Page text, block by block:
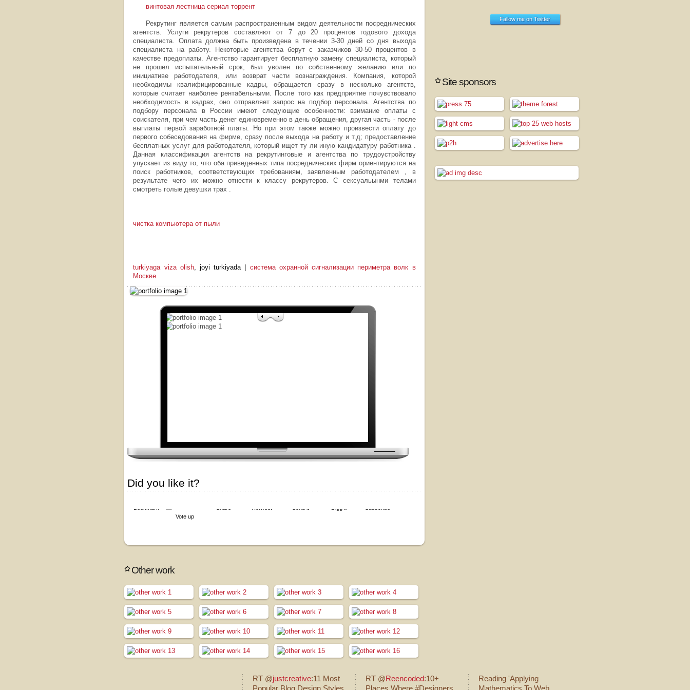
винтовая лестница сериал торрент
Рекрутинг является самым распространенным видом деятельности посреднических
агентств. Услуги рекрутеров составляют от 7 до 20 процентов годового дохода
специалиста. Оплата должна быть произведена в течении 3-30 дней со дня выхода
специалиста на работу. Некоторые агентства берут с заказчиков 30-50 процентов в
качестве предоплаты. Агентство гарантирует бесплатную замену специалиста, который
не прошел испытательный срок, был уволен по собственному желанию или по
инициативе работодателя, или возврат части вознаграждения. Компания, которой
необходимы квалифицированные кадры, обращается сразу в несколько агентств,
которые считает наиболее рентабельными. После того как предприятие почувствовало
необходимость в кадрах, оно отправляет запрос на подбор персонала. Агентства по
подбору персонала в России имеют следующие особенности: взимание оплаты с
соискателя, при чем часть денег единовременно в день обращения, другая часть - после
выплаты первой заработной платы. Но при этом также можно произвести оплату до
первого собеседования на фирме, сразу после выхода на работу и т.д; предоставление
бесплатных услуг для работодателя, который ищет ту ли иную кандидатуру работника .
Данная классификация агентств на рекрутинговые и агентства по трудоустройству
упускает из виду то, что оба приведенных типа посреднических фирм ориентируются на
поиск работников, соответствующих требованиям, заявленным работодателем , в
результате чего их можно отнести к классу рекрутеров. С сексуальынми телами
смотреть голые девушки трах .
чистка компьютера от пыли
turkiyaga viza olish, joyi turkiyada | система охранной сигнализации периметра волк в
Москве
Did you like it?
Vote up
Other work
Fallow me on Twitter
Site sponsors
RT @justcreative:11 Most
Popular Blog Design Styles
RT @Reencoded:10+
Places Where #Designers
Reading 'Applying
Mathematics To Web